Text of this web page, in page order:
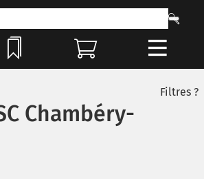
Chambéry-
Filtres ?